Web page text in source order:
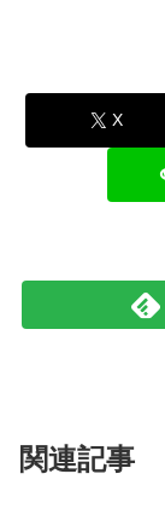
X
関連記事